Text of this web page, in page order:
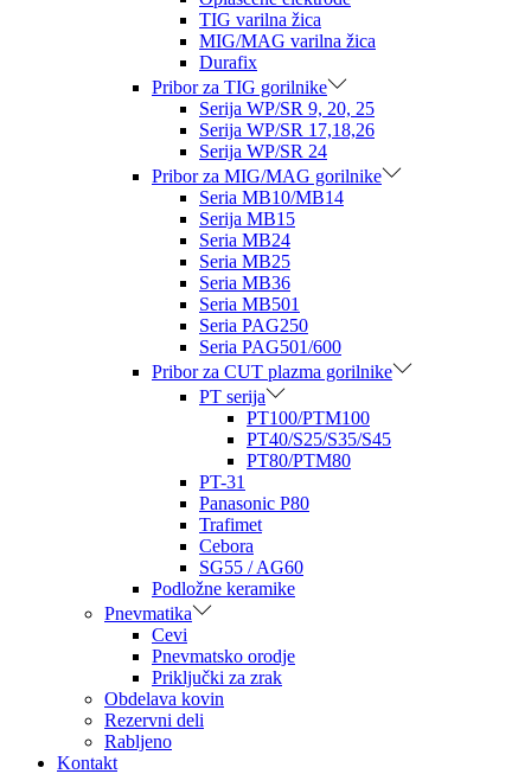
TIG varilna žica
MIG/MAG varilna žica
Durafix
Pribor za TIG gorilnike
Serija WP/SR 9, 20, 25
Serija WP/SR 17,18,26
Serija WP/SR 24
Pribor za MIG/MAG gorilnike
Seria MB10/MB14
Serija MB15
Seria MB24
Seria MB25
Seria MB36
Seria MB501
Seria PAG250
Seria PAG501/600
Pribor za CUT plazma gorilnike
PT serija
PT100/PTM100
PT40/S25/S35/S45
PT80/PTM80
PT-31
Panasonic P80
Trafimet
Cebora
SG55 / AG60
Podložne keramike
Pnevmatika
Cevi
Pnevmatsko orodje
Priključki za zrak
Obdelava kovin
Rezervni deli
Rabljeno
Kontakt